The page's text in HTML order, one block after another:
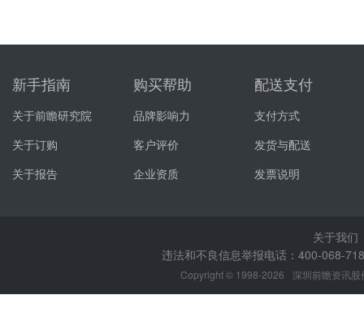
新手指南
关于前瞻研究院
关于订购
关于报告
购买帮助
品牌影响力
客户评价
企业资质
配送支付
支付方式
发货与配送
发票说明
关于我们
违法和不良信息举报电话：400-068-
Copyright © 1998-2026 深圳前瞻资讯股